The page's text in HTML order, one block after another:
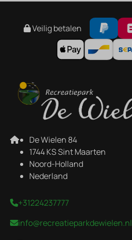
Veilig betalen
De Wielen 84
1744 KS Sint Maarten
Noord-Holland
Nederland
+31224237777
info@recreatieparkdewielen.nl